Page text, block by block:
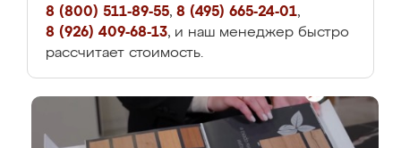
8 (800) 511-89-55, 8 (495) 665-24-01,
8 (926) 409-68-13, и наш менеджер быстро
рассчитает стоимость.